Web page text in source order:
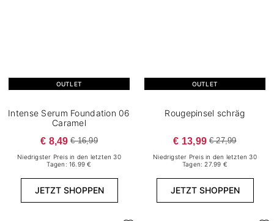
OUTLET
Intense Serum Foundation 06
Caramel
€ 8,49 € 16,99
Niedrigster Preis in den letzten 30
Tagen: 16.99 €
JETZT SHOPPEN
OUTLET
Rougepinsel schräg
€ 13,99 € 27,99
Niedrigster Preis in den letzten 30
Tagen: 27.99 €
JETZT SHOPPEN